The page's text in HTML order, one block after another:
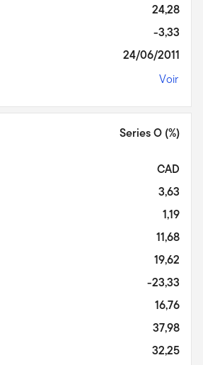
24,28
-3,33
24/06/2011
Voir
Series O (%)
CAD
3,63
1,19
11,68
19,62
-23,33
16,76
37,98
32,25